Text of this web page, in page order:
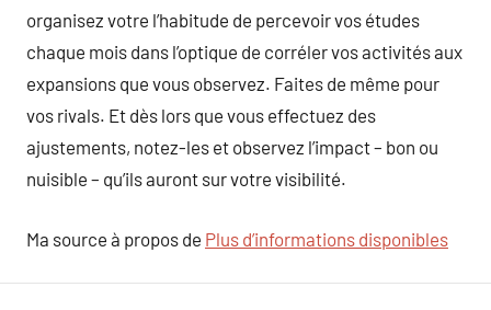
organisez votre l’habitude de percevoir vos études
chaque mois dans l’optique de corréler vos activités aux
expansions que vous observez. Faites de même pour
vos rivals. Et dès lors que vous effectuez des
ajustements, notez-les et observez l’impact – bon ou
nuisible – qu’ils auront sur votre visibilité.
Ma source à propos de Plus d’informations disponibles